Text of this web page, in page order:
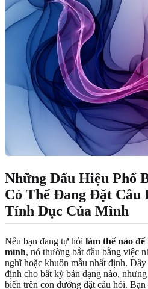
Những Dấu Hiệu Phổ
Có Thể Đang Đặt Câu
Tính Dục Của Mình
Nếu bạn đang tự hỏi làm thế nào
mình, nó thường bắt đầu bằng việc
nghĩ hoặc khuôn mẫu nhất định.
định cho bất kỳ bản dạng nào,
biến trên con đường đặt câu hỏi.